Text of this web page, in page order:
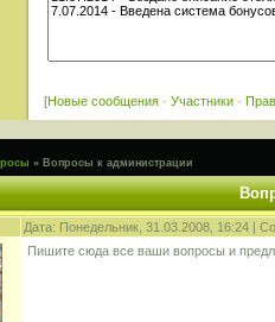
[Новые сообщения · Участники ·
» Вопросы к администрации
Дата: Понедельник, 31.03.2008, 16:24 |
Пишите сюда все ваши вопросы и